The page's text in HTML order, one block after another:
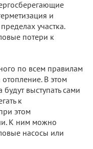
и
участка.
потери к
по всем правилам
В этом
выступать сами
к
этом
К ним можно
насосы или